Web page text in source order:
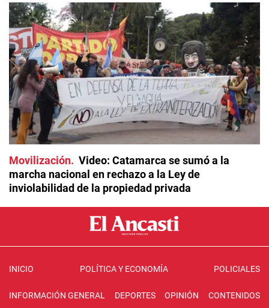
Movilización
Video: Catamarca se sumó a la
marcha nacional en rechazo a la Ley de
inviolabilidad de la propiedad privada
INICIO POLÍTICA Y ECONOMÍA POLICIALES
INFORMACIÓN GENERAL DEPORTES OPINIÓN CONTENIDOS